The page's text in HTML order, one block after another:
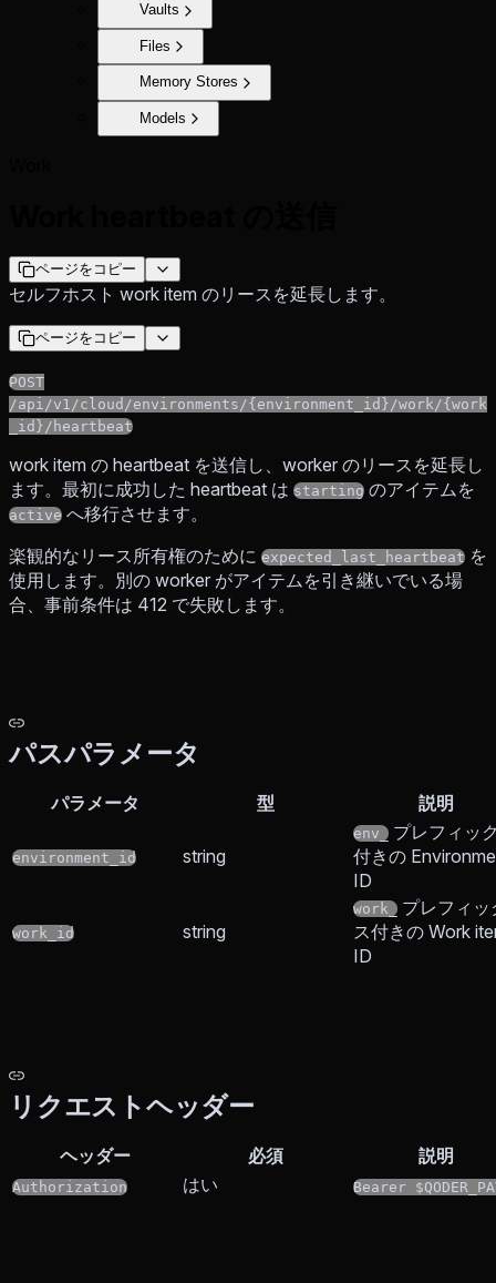
Vaults
Files
Memory Stores
Models
ページをコピー
セルフホスト work item のリースを延長します。
ページをコピー
POST
/api/v1/cloud/environments/{environment_id}/work/{work
_id}/heartbeat
work item の heartbeat を送信し、worker のリースを延長し
ます。最初に成功した heartbeat は starting のアイテムを
active へ移行させます。
楽観的なリース所有権のために expected_last_heartbeat を
使用します。別の worker がアイテムを引き継いでいる場
合、事前条件は 412 で失敗します。
パスパラメータ
パラメータ 型 説明
environment_id string
env_ プレフィッ
付きの
ID
work_id string
work_ プレフィッ
ス付きの Work
ID
リクエストヘッダー
ヘッダー 必須 説明
Authorization はい Bearer